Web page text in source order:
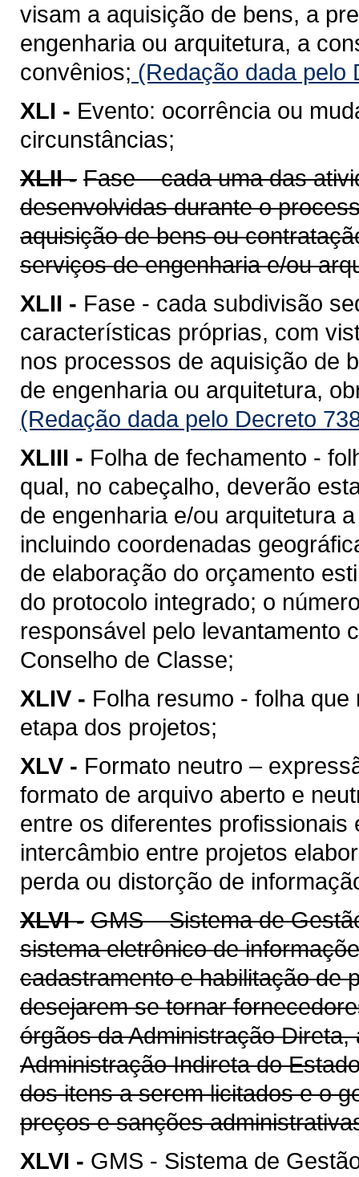
visam a aquisição de bens, a
engenharia ou arquitetura, a
convênios; (Redação dada pelo
XLI - Evento: ocorrência ou
circunstâncias;
XLII - Fase – cada uma das
desenvolvidas durante o
aquisição de bens ou
serviços de engenharia e/ou
XLII - Fase - cada subdivisão
características próprias, com
nos processos de aquisição de
de engenharia ou arquitetura,
(Redação dada pelo Decreto
XLIII - Folha de fechamento -
qual, no cabeçalho, deverão
de engenharia e/ou arquitetura
incluindo coordenadas
de elaboração do orçamento
do protocolo integrado; o
responsável pelo levantamento
Conselho de Classe;
XLIV - Folha resumo - folha
etapa dos projetos;
XLV - Formato neutro –
formato de arquivo aberto e
entre os diferentes
intercâmbio entre projetos
perda ou distorção de
XLVI - GMS – Sistema de
sistema eletrônico de
cadastramento e habilitação de
desejarem se tornar
órgãos da Administração
Administração Indireta do
dos itens a serem licitados e o
preços e sanções
XLVI - GMS - Sistema de